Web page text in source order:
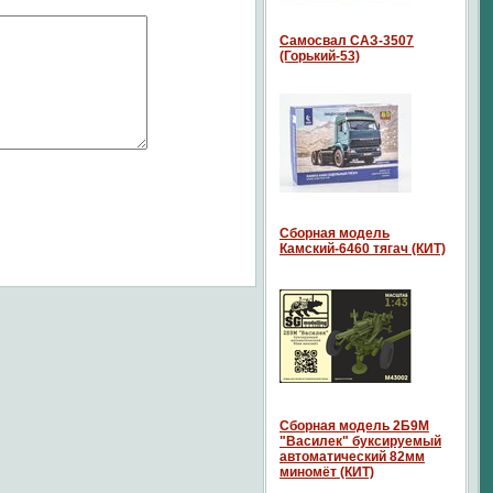
Самосвал САЗ-3507
(Горький-53)
Сборная модель
Камский-6460 тягач (КИТ)
Сборная модель 2Б9М
"Василек" буксируемый
автоматический 82мм
миномёт (КИТ)